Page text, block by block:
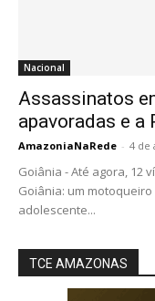
Nacional
Assassinatos
apavoradas e a
AmazoniaNaRede - 4 de
Goiânia - Até agora, 12
Goiânia: um
adolescente...
TCE AMAZONAS